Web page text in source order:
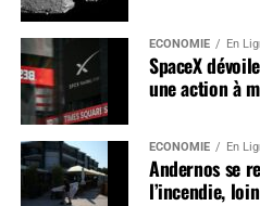
ÉCONOMIE En
SpaceX
une action à
ÉCONOMIE En
Andernos se
l’incendie,